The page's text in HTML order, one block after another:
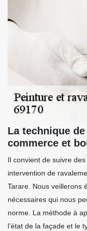
La technique
commerce et
Il convient de suivre
intervention de
Tarare. Nous veillerons
nécessaires qui nous
norme. La méthode à
l’état de la façade et le